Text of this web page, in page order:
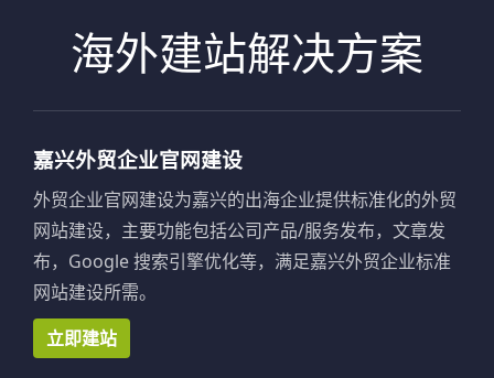
海外建站解决方案
嘉兴外贸企业官网建设
外贸企业官网建设为嘉兴的出海企业提供标准化的外贸
网站建设，主要功能包括公司产品/服务发布，文章发
布，Google 搜索引擎优化等，满足嘉兴外贸企业标准
网站建设所需。
立即建站